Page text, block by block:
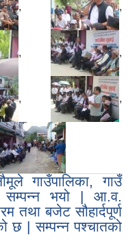
, ,
, ,
, ,
गाउँपालिका, गाउँ
भयो | आ.व.
तथा बजेट सौहार्दपूर्ण
छ | सम्पन्न पश्चातको